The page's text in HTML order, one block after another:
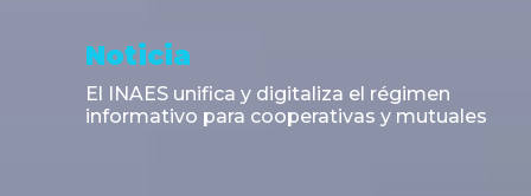
Noticia
El INAES unifica y digitaliza el régimen
informativo para cooperativas y mutuales